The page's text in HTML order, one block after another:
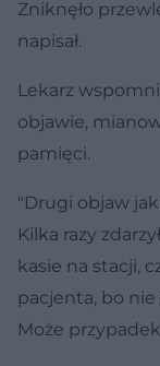
Zniknęło
napisał.
Lekarz
objawie,
pamięci.
"Drugi objaw
Kilka razy
kasie na stacji,
pacjenta, bo
Może